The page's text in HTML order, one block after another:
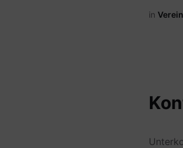
in Verein